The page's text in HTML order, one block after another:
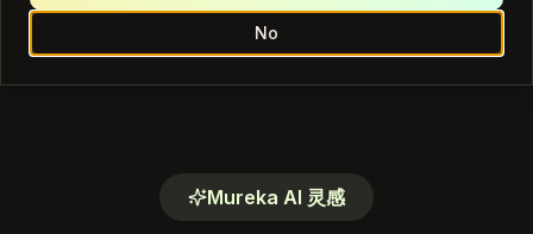
Mureka AI 灵感
No